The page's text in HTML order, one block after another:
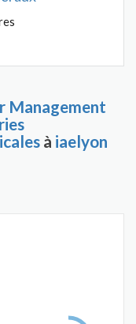
Management
à iaelyon